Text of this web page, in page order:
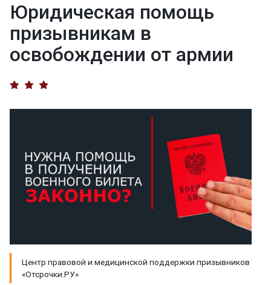
Юридическая помощь
призывникам в
освобождении от армии
Центр правовой и медицинской поддержки призывников
«Отсрочки.РУ»